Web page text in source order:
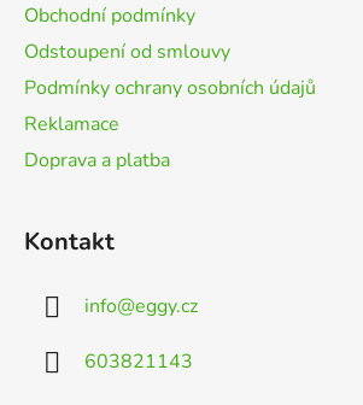
p
Obchodní podmínky
Odstoupení od smlouvy
Podmínky ochrany osobních údajů
Reklamace
Doprava a platba
Kontakt
info@eggy.cz
603821143